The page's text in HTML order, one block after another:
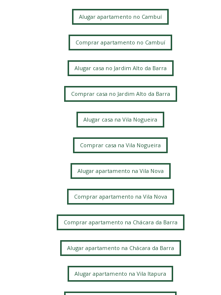
Cidade Universitária
Caminhos de San Conrado (Sousas)
Loteamento Residencial Entre Verdes (Sousas)
Jardim Nilópolis
Alugar apartamento no Cambuí
Comprar apartamento no Cambuí
Alugar casa no Jardim Alto da Barra
Comprar casa no Jardim Alto da Barra
Alugar casa na Vila Nogueira
Comprar casa na Vila Nogueira
Alugar apartamento na Vila Nova
Comprar apartamento na Vila Nova
Comprar apartamento na Chácara da Barra
Alugar apartamento na Chácara da Barra
Alugar apartamento na Vila Itapura